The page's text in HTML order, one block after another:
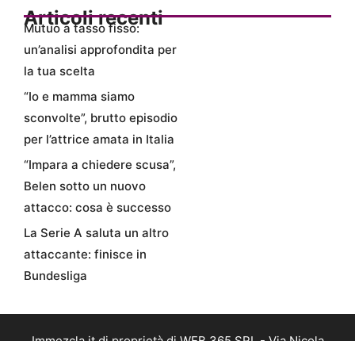
Articoli recenti
Mutuo a tasso fisso:
un’analisi approfondita per
la tua scelta
“Io e mamma siamo
sconvolte”, brutto episodio
per l’attrice amata in Italia
“Impara a chiedere scusa”,
Belen sotto un nuovo
attacco: cosa è successo
La Serie A saluta un altro
attaccante: finisce in
Bundesliga